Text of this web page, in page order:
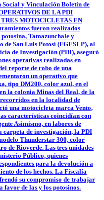
y Vinculación Boletín de
DE LA PDI
MOTOCICLETAS EN
fueron realizados
Tamazunchale y
San Luis Potosí (FGESLP), al
de Investigación (PDI), aseguró
operativas realizadas en
reporte de robo de una
un operativo que
tipo DM200, color azul, en el
la colonia Minas del Real, de la
en la localidad de
una motocicleta marca Vento,
características coincidían con
Asimismo, en labores de
carpeta de investigación, la PDI
Thunderstar 300, color
de Rioverde. Las tres unidades
Público, quienes
para la devolución a
de los hechos. La Fiscalía
su compromiso de trabajar
favor de las y los potosinos.